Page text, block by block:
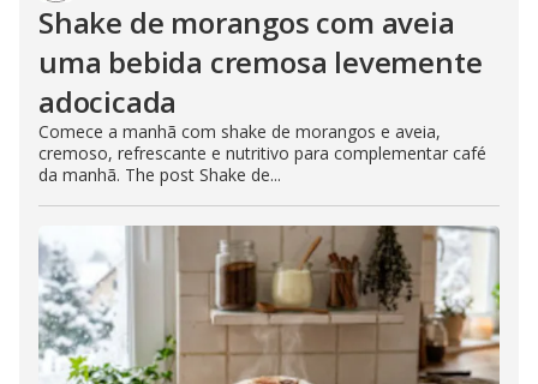
Shake de morangos com aveia
uma bebida cremosa levemente
adocicada
Comece a manhã com shake de morangos e aveia,
cremoso, refrescante e nutritivo para complementar café
da manhã. The post Shake de...